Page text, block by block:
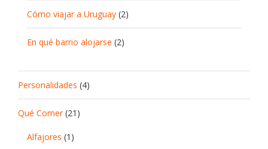
Cómo viajar a Uruguay (2)
En qué barrio alojarse (2)
Personalidades (4)
Qué Comer(21)
Alfajores (1)